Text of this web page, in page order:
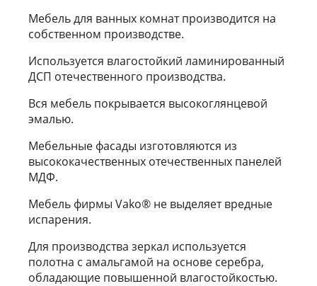
Мебель для ванных комнат производится на
собственном производстве.
Используется влагостойкий ламинированный
ДСП отечественного производства.
Вся мебель покрывается высокоглянцевой
эмалью.
Мебельные фасады изготовляются из
высококачественных отечественных панелей
МДФ.
Мебель фирмы Vako® не выделяет вредные
испарения.
Для производства зеркал используется
полотна с амальгамой на основе серебра,
обладающие повышенной влагостойкостью.